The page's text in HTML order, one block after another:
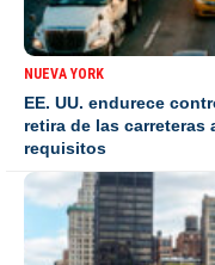
NUEVA YORK
EE. UU. endurece
retira de las
requisitos